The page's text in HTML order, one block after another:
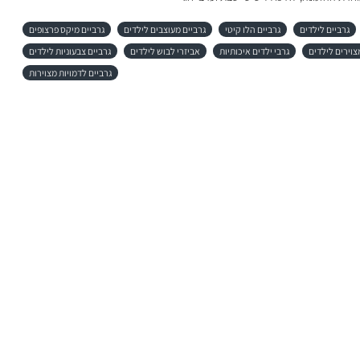
גרביים לילדים גרביים הלו קיטי גרביים מעוצבים לילדים
גרביים מיקס פרצופים
לילדים
גרבי ילדים איכותיות אביזרי לבוש לילדים
גרביים צבעוניות לילדים
גרביים לדמויות מצוירות